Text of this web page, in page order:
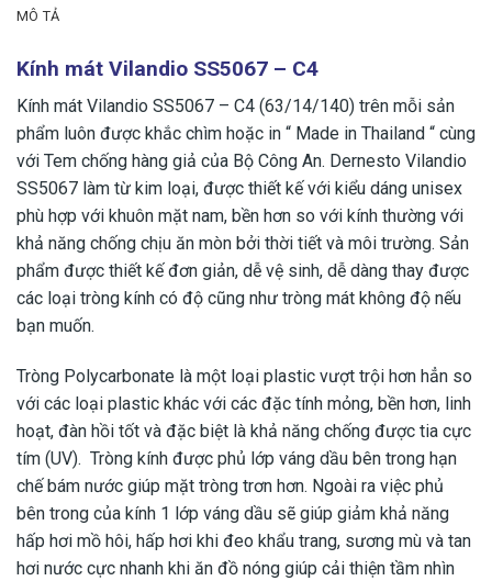
MÔ TẢ
Kính mát Vilandio SS5067 – C4
Kính mát Vilandio SS5067 – C4 (63/14/140) trên mỗi sản
phẩm luôn được khắc chìm hoặc in “ Made in Thailand “ cùng
với Tem chống hàng giả của Bộ Công An. Dernesto Vilandio
SS5067 làm từ kim loại, được thiết kế với kiểu dáng unisex
phù hợp với khuôn mặt nam, bền hơn so với kính thường với
khả năng chống chịu ăn mòn bởi thời tiết và môi trường. Sản
phẩm được thiết kế đơn giản, dễ vệ sinh, dễ dàng thay được
các loại tròng kính có độ cũng như tròng mát không độ nếu
bạn muốn.
Tròng Polycarbonate là một loại plastic vượt trội hơn hẳn so
với các loại plastic khác với các đặc tính mỏng, bền hơn, linh
hoạt, đàn hồi tốt và đặc biệt là khả năng chống được tia cực
tím (UV). Tròng kính được phủ lớp váng dầu bên trong hạn
chế bám nước giúp mặt tròng trơn hơn. Ngoài ra việc phủ
bên trong của kính 1 lớp váng dầu sẽ giúp giảm khả năng
hấp hơi mồ hôi, hấp hơi khi đeo khẩu trang, sương mù và tan
hơi nước cực nhanh khi ăn đồ nóng giúp cải thiện tầm nhìn